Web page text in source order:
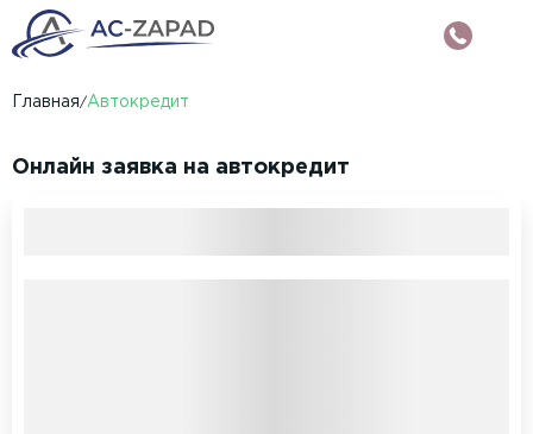
Главная Автокредит
Онлайн заявка на автокредит